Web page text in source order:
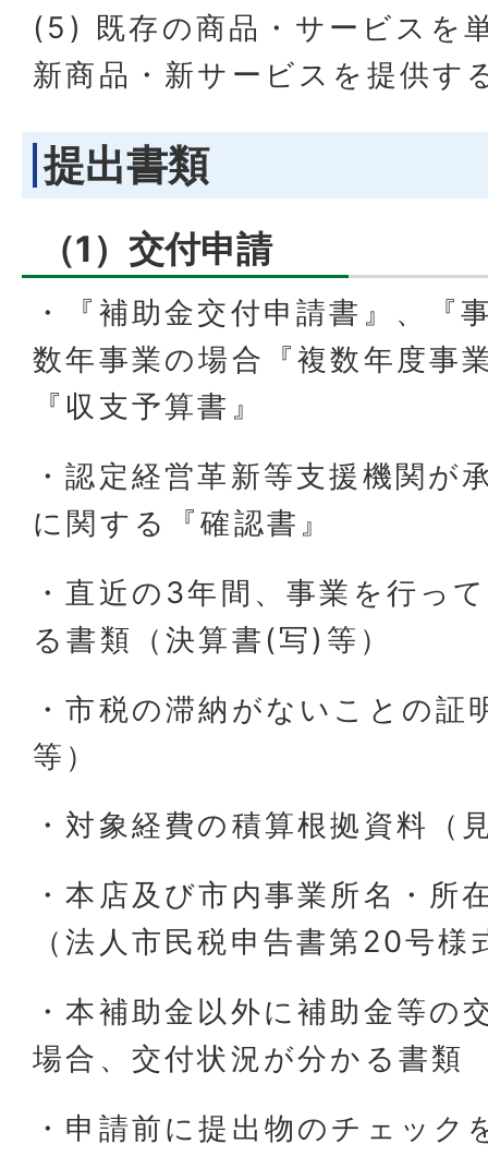
(5) 既存の商品・サービスを
新商品・新サービスを提供す
提出書類
（1）交付申請
・『補助金交付申請書』、『
数年事業の場合『複数年度事
『収支予算書』
・認定経営革新等支援機関が
に関する『確認書』
・直近の3年間、事業を行っ
る書類（決算書(写)等）
・市税の滞納がないことの証
等）
・対象経費の積算根拠資料（
・本店及び市内事業所名・所
（法人市民税申告書第20号様
・本補助金以外に補助金等の
場合、交付状況が分かる書類
・申請前に提出物のチェック